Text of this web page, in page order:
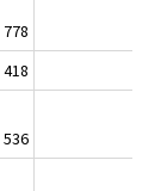
778
418
536